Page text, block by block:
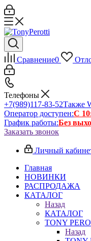
Сравнение0
Телефоны
+7(989)117-83-52Также
Оператор доступен:С
График работы:Без
Заказать звонок
Личный
Главная
НОВИНКИ
РАСПРОДАЖА
КАТАЛОГ
Назад
КАТАЛОГ
TONY
Назад